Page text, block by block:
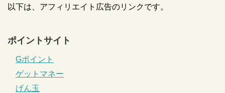
以下は、アフィリエイト広告のリンクです。
ポイントサイト
Gポイント
ゲットマネー
げん玉